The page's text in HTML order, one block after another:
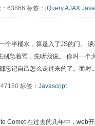
63866 标签： jQueryAJAX
个半桶水，算是入了JS的门。
别急着骂，先听我说。 你叫一
忘记自己怎么走过来的了。而对
标签： Javascript
Comet 在过去的几年中，web